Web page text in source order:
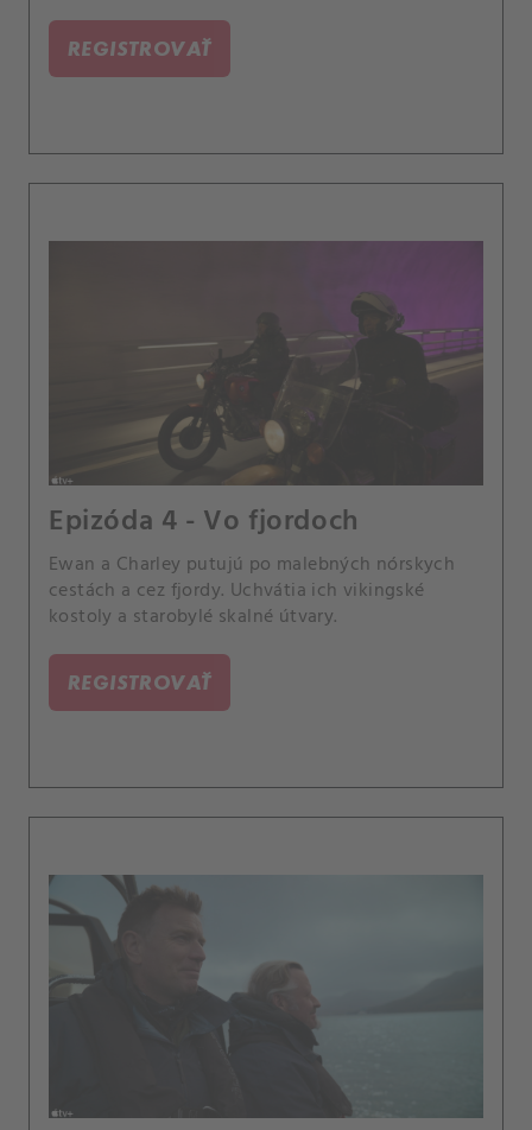
REGISTROVAŤ
Epizóda 4 - Vo fjordoch
Ewan a Charley putujú po malebných nórskych
cestách a cez fjordy. Uchvátia ich vikingské
kostoly a starobylé skalné útvary.
REGISTROVAŤ